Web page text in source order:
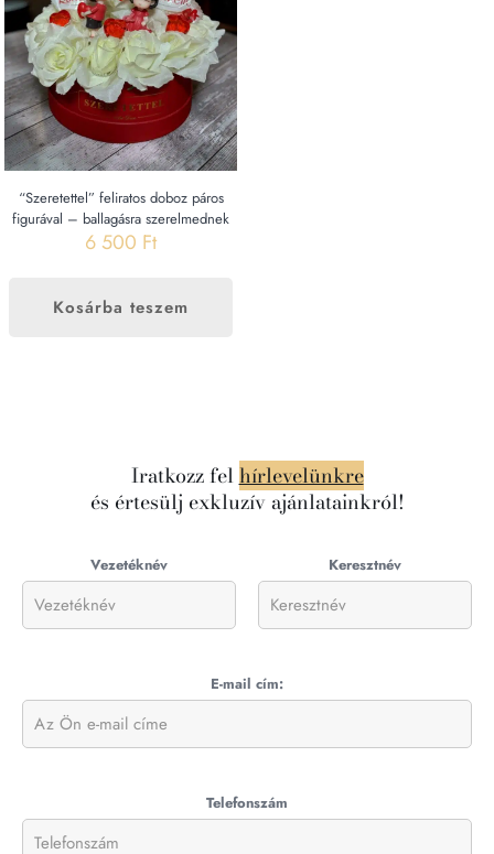
“Szeretettel” feliratos doboz páros
figurával – ballagásra szerelmednek
6 500 Ft
Kosárba teszem
Iratkozz felhírlevelünkre
és értesülj exkluzív ajánlatainkról!
Vezetéknév Keresztnév
E-mail cím:
Telefonszám